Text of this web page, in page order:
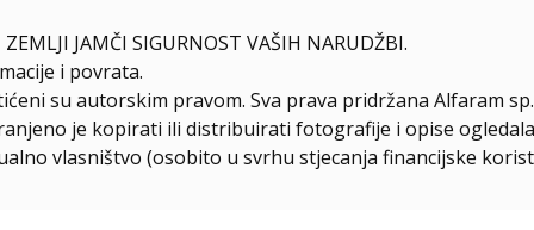
JAMČI SIGURNOST VAŠIH NARUDŽBI.
i povrata.
su autorskim pravom. Sva prava pridržana Alfaram
je kopirati ili distribuirati fotografije i opise
vlasništvo (osobito u svrhu stjecanja financijske